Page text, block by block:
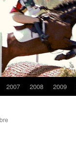
2007 2008 2009